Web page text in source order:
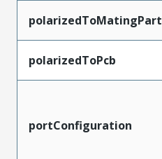
polarizedToMatingPart
polarizedToPcb
portConfiguration